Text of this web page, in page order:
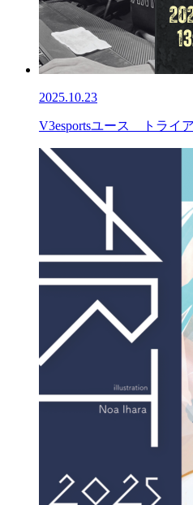
2025.10.23
V3esportsユース トライ